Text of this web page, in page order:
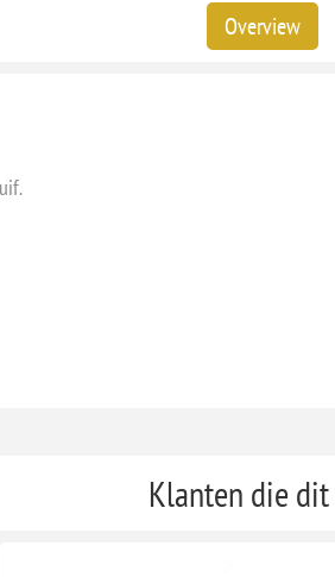
Overview
Klanten die